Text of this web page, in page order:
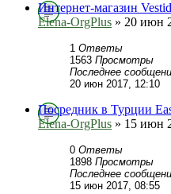
Интернет-магазин
Elena-OrgPlus » 20 июн
1 Ответы
1563 Просмотры
Последнее
20 июн 2017, 12:10
Посредник в Турции
Elena-OrgPlus » 15 июн
0 Ответы
1898 Просмотры
Последнее
15 июн 2017, 08:55